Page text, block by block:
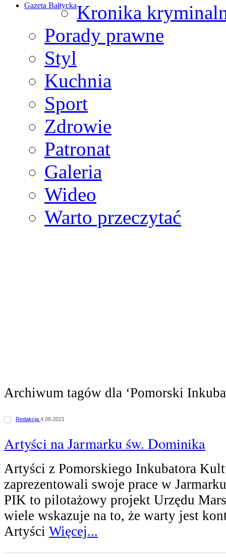
Gazeta BałtyckaKronika
Porady prawne
Styl
Kuchnia
Sport
Zdrowie
Patronat
Galeria
Wideo
Warto przeczytać
Archiwum tagów dla ‘Pomorski
Redakcja 4.08.2021
Artyści na Jarmarku św. Dominika
Artyści z Pomorskiego Inkubatora
zaprezentowali swoje prace w
PIK to pilotażowy projekt Urzędu
wiele wskazuje na to, że warty jest
Artyści Więcej...